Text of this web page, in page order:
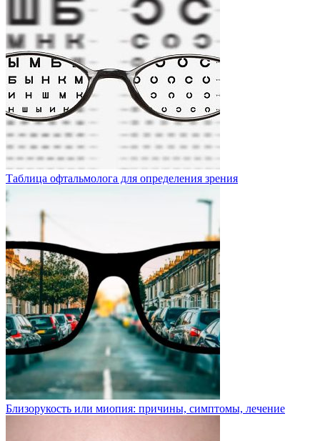
Таблица офтальмолога для определения зрения
Близорукость или миопия: причины, симптомы, лечение